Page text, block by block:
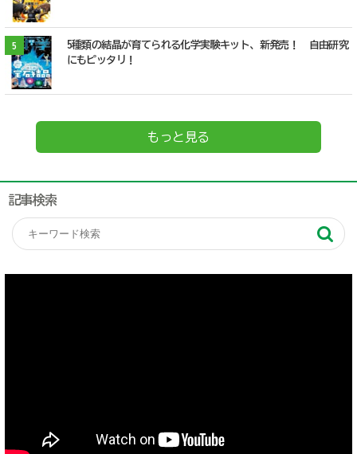
5
5種類の結晶が育てられる化学実験キット、新発売！ 自由研究
にもピッタリ！
もっと見る
記事検索